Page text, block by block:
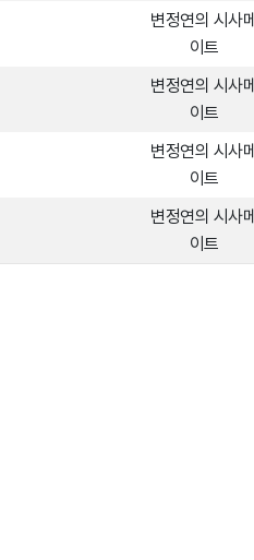
변정연의 시사메
이트
변정연의 시사메
이트
변정연의 시사메
이트
변정연의 시사메
이트